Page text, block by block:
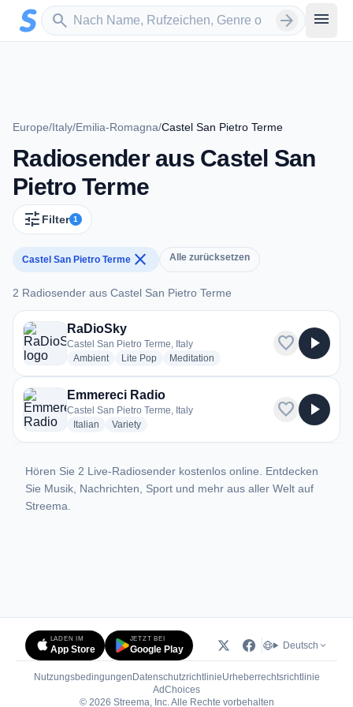
Zum Hauptinhalt springen
search
Sender suchen arrow_forward menu
Europe/Italy/Emilia-Romagna/Castel San Pietro Terme
Radiosender aus Castel San
Pietro Terme
tune Filter 1
Castel San Pietro Terme close Alle zurücksetzen
2 Radiosender aus Castel San Pietro Terme
2 Radiosender aus Castel San Pietro Terme
RaDioSky
Castel San Pietro Terme, Italy
Ambientradio stations
Lite Popradio stations
Meditation
favorite play_arrow
Emmereci Radio
Castel San Pietro Terme, Italy
Italian radio stations
Varietyradio stations
favorite play_arrow
Hören Sie 2 Live-Radiosender kostenlos online. Entdecken
Sie Musik, Nachrichten, Sport und mehr aus aller Welt auf
Streema.
LADEN IM
App Store
JETZT BEI
Google Play Deutsch
Nutzungsbedingungen DatenschutzrichtlinieUrheberrechtsrichtlinie
AdChoices(öffnet in neuem Tab)
© 2026 Streema, Inc. Alle Rechte vorbehalten